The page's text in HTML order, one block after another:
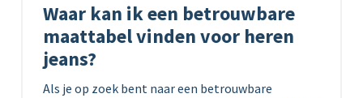
Waar kan ik een betrouwbare
maattabel vinden voor heren
jeans?
Als je op zoek bent naar een betrouwbare